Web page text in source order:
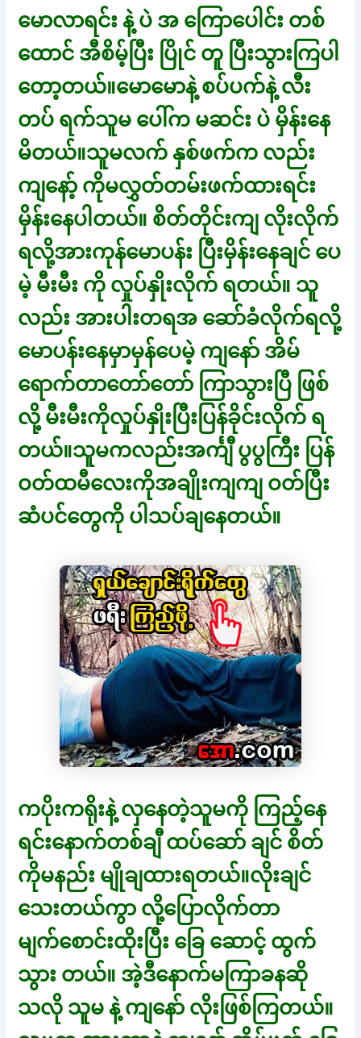
မောလာရင်း နဲ့ ပဲ အ ကြောပေါင်း တစ်
ထောင် အီစိမ့်ပြီး ပြိုင် တူ ပြီးသွားကြပါ
တော့တယ်။မောမောနဲ့ စပ်ပက်နဲ့ လီး
တပ် ရက်သူမ ပေါ်က မဆင်း ပဲ မှိန်းနေ
မိတယ်။သူမလက် နှစ်ဖက်က လည်း
ကျနော့် ကိုမလွှတ်တမ်းဖက်ထားရင်း
မှိန်းနေပါတယ်။ စိတ်တိုင်းကျ လိုးလိုက်
ရလို့အားကုန်မောပန်း ပြီးမှိန်းနေချင် ပေ
မဲ့ မီးမီး ကို လှုပ်နှိုးလိုက် ရတယ်။ သူ
လည်း အားပါးတရအ ဆော်ခံလိုက်ရလို့
မောပန်းနေမှာမှန်ပေမဲ့ ကျနော် အိမ်
ရောက်တာတော်တော် ကြာသွားပြီ ဖြစ်
လို့ မီးမီးကိုလှုပ်နှိုးပြီးပြန်ခိုင်းလိုက် ရ
တယ်။သူမကလည်းအင်္ကျီ ပွပွကြီး ပြန်
ဝတ်ထမီလေးကိုအချိုးကျကျ ဝတ်ပြီး
ဆံပင်တွေကို ပါသပ်ချနေတယ်။
ကပိုးကရိုးနဲ့ လှနေတဲ့သူမကို ကြည့်နေ
ရင်းနောက်တစ်ချီ ထပ်ဆော် ချင် စိတ်
ကိုမနည်း မျိုချထားရတယ်။လိုးချင်
သေးတယ်ကွာ လို့ပြောလိုက်တာ
မျက်စောင်းထိုးပြီး ခြေ ဆောင့် ထွက်
သွား တယ်။ အဲ့ဒီနောက်မကြာခနဆို
သလို သူမ နဲ့ ကျနော် လိုးဖြစ်ကြတယ်။